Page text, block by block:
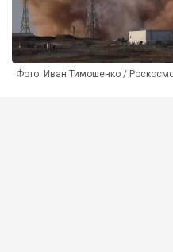
Фото: Иван Тимошенко /